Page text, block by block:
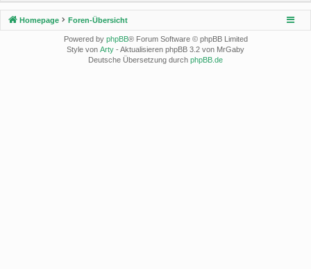
Homepage Foren-Übersicht
Powered by phpBB® Forum Software © phpBB Limited
Style von Arty - Aktualisieren phpBB 3.2 von MrGaby
Deutsche Übersetzung durch phpBB.de